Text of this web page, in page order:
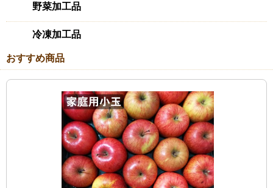
野菜加工品
冷凍加工品
おすすめ商品